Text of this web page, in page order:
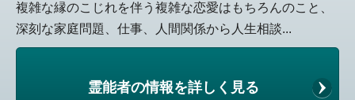
複雑な縁のこじれを伴う複雑な恋愛はもちろんのこと、
深刻な家庭問題、仕事、人間関係から人生相談...
霊能者の情報を詳しく見る